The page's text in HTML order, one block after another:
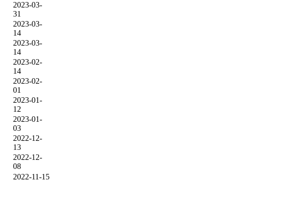
2023-03-
31
2023-03-
14
2023-03-
14
2023-02-
14
2023-02-
01
2023-01-
12
2023-01-
03
2022-12-
13
2022-12-
08
2022-11-15